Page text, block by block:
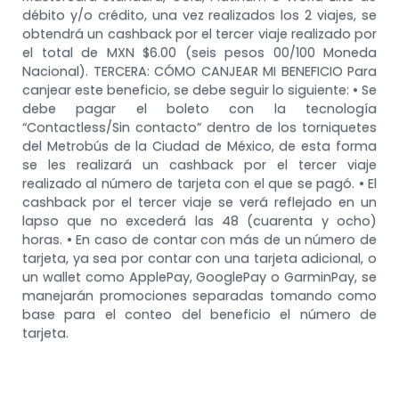
débito y/o crédito, una vez realizados los 2 viajes, se
obtendrá un cashback por el tercer viaje realizado por
el total de MXN $6.00 (seis pesos 00/100 Moneda
Nacional). TERCERA: CÓMO CANJEAR MI BENEFICIO Para
canjear este beneficio, se debe seguir lo siguiente: • Se
debe pagar el boleto con la tecnología
“Contactless/Sin contacto” dentro de los torniquetes
del Metrobús de la Ciudad de México, de esta forma
se les realizará un cashback por el tercer viaje
realizado al número de tarjeta con el que se pagó. • El
cashback por el tercer viaje se verá reflejado en un
lapso que no excederá las 48 (cuarenta y ocho)
horas. • En caso de contar con más de un número de
tarjeta, ya sea por contar con una tarjeta adicional, o
un wallet como ApplePay, GooglePay o GarminPay, se
manejarán promociones separadas tomando como
base para el conteo del beneficio el número de
tarjeta.